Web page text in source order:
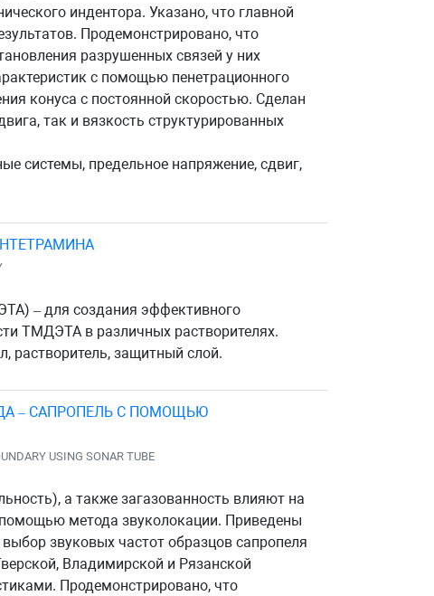
индентора. Указано, что главной
Продемонстрировано, что
разрушенных связей у них
с помощью пенетрационного
конуса с постоянной скоростью. Сделан
так и вязкость структурированных
системы, предельное напряжение, сдвиг,
– для создания эффективного
ТМДЭТА в различных растворителях.
растворитель, защитный слой.
– САПРОПЕЛЬ С ПОМОЩЬЮ
USING SONAR TUBE
а также загазованность влияют на
помощью метода звуколокации. Приведены
звуковых частот образцов сапропеля
Владимирской и Рязанской
Продемонстрировано, что